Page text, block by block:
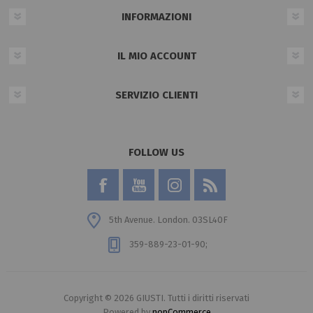
INFORMAZIONI
IL MIO ACCOUNT
SERVIZIO CLIENTI
FOLLOW US
5th Avenue. London. 03SL40F
359-889-23-01-90;
Copyright © 2026 GIUSTI. Tutti i diritti riservati